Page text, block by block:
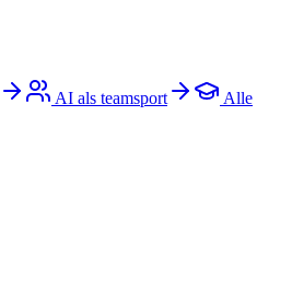
AI als teamsport
Alle